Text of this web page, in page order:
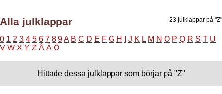
23 julklappar på "Z"
Alla julklappar
0 1 2 3 4 5 6 7 8 9A B C D E F G H J K L M N O P Q R S T U
V W X Y Z Å Ä Ö
Hittade dessa julklappar som börjar på "Z"